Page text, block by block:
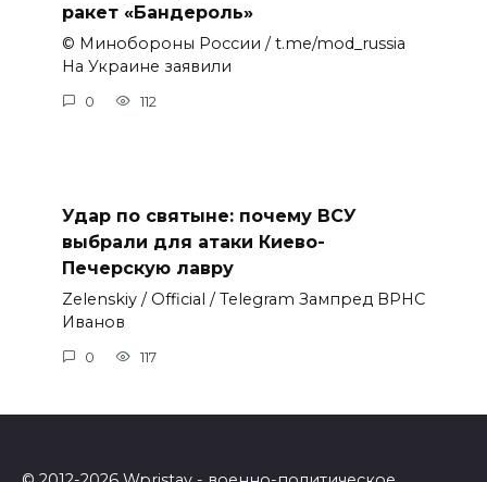
ракет «Бандероль»
© Минобороны России / t.me/mod_russia
На Украине заявили
0 112
Удар по святыне: почему ВСУ
выбрали для атаки Киево-
Печерскую лавру
Zеlеnskiу / Оfficiаl / Telegram Зампред ВРНС
Иванов
0 117